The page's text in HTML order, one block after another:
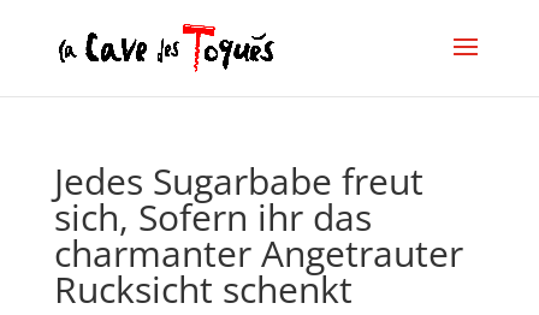
Jedes Sugarbabe freut
sich, Sofern ihr das
charmanter Angetrauter
Rucksicht schenkt